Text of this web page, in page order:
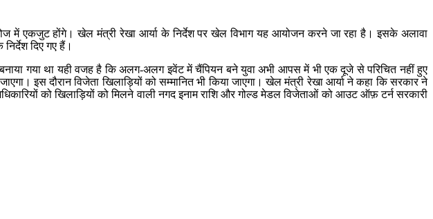
में एकजुट होंगे। खेल मंत्री रेखा आर्या के निर्देश पर खेल विभाग यह आयोजन करने जा रहा है। इसके अलावा
दिए गए हैं।
गया था यही वजह है कि अलग-अलग इवेंट में चैंपियन बने युवा अभी आपस में भी एक दूजे से परिचित नहीं हुए
इस दौरान विजेता खिलाड़ियों को सम्मानित भी किया जाएगा। खेल मंत्री रेखा आर्या ने कहा कि सरकार ने
को खिलाड़ियों को मिलने वाली नगद इनाम राशि और गोल्ड मेडल विजेताओं को आउट ऑफ़ टर्न सरकारी